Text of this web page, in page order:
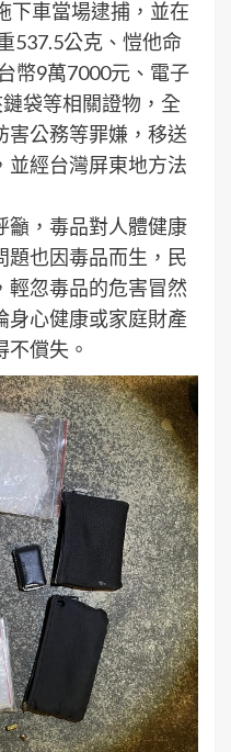
下車當場逮捕，並在
537.5公克、愷他命
幣9萬7000元、電子
袋等相關證物，全
害公務等罪嫌，移送
並經台灣屏東地方法
籲，毒品對人體健康
題也因毒品而生，民
輕忽毒品的危害冒然
身心健康或家庭財產
償失。